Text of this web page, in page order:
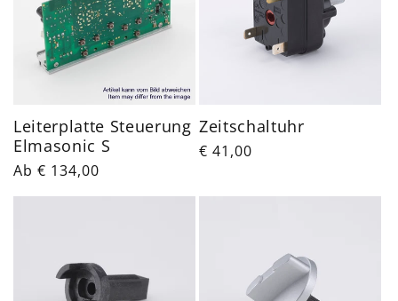
Leiterplatte Steuerung
Elmasonic S
Normaler
Preis
Ab € 134,00
Zeitschaltuhr
Normaler
€ 41,00